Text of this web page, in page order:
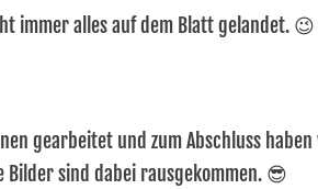
immer alles auf dem Blatt gelandet.
gearbeitet und zum Abschluss
sind dabei rausgekommen. 😎